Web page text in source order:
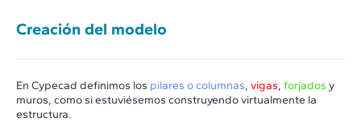
Creación del modelo
En Cypecad definimos los pilares o columnas, vigas, forjados y
muros, como si estuviésemos construyendo virtualmente la
estructura.